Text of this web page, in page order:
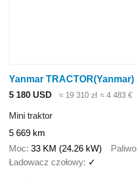
Yanmar TRACTOR(Yanmar)
5 180 USD
≈ 19 310 zł ≈ 4 483 €
Mini traktor
5 669 km
Moc 33 KM (24.26 kW) Paliwo
Ładowacz czołowy ✓